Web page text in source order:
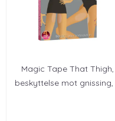
Magic Tape That Thigh,
beskyttelse mot gnissing,